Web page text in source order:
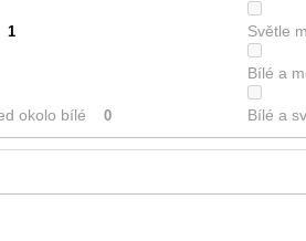
1 Světle
Bílé a
okolo bílé 0 Bílé a